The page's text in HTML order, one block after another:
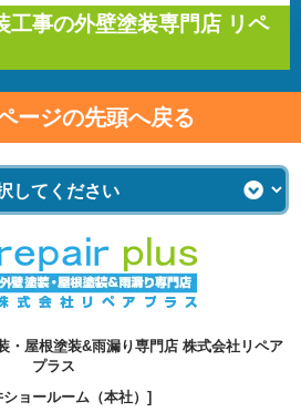
工事の外壁塗装専門店 リペ
ージの先頭へ戻る
・屋根塗装&雨漏り専門店 株式会社リペア
プラス
ショールーム（本社）]